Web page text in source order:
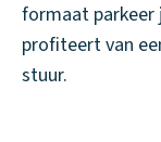
formaat
profiteert van
stuur.